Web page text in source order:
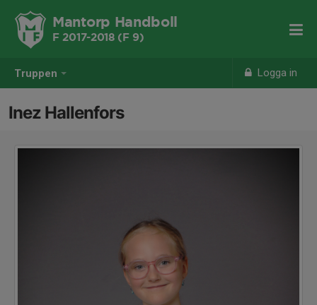
Truppen Logga in
Mantorp Handboll
F 2017-2018 (F 9)
Inez Hallenfors